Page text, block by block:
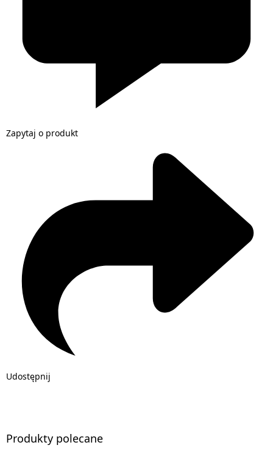
Zapytaj o produkt
Udostępnij
Produkty polecane